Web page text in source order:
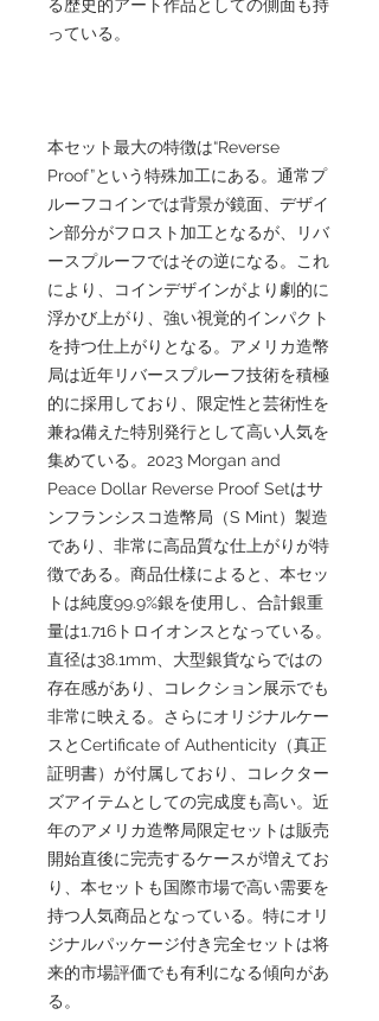
る歴史的アート作品としての側面も持
っている。
本セット最大の特徴は“Reverse
Proof”という特殊加工にある。通常プ
ルーフコインでは背景が鏡面、デザイ
ン部分がフロスト加工となるが、リバ
ースプルーフではその逆になる。これ
により、コインデザインがより劇的に
浮かび上がり、強い視覚的インパクト
を持つ仕上がりとなる。アメリカ造幣
局は近年リバースプルーフ技術を積極
的に採用しており、限定性と芸術性を
兼ね備えた特別発行として高い人気を
集めている。2023 Morgan and
Peace Dollar Reverse Proof Setはサ
ンフランシスコ造幣局（S Mint）製造
であり、非常に高品質な仕上がりが特
徴である。商品仕様によると、本セッ
トは純度99.9%銀を使用し、合計銀重
量は1.716トロイオンスとなっている。
直径は38.1mm、大型銀貨ならではの
存在感があり、コレクション展示でも
非常に映える。さらにオリジナルケー
スとCertificate of Authenticity（真正
証明書）が付属しており、コレクター
ズアイテムとしての完成度も高い。近
年のアメリカ造幣局限定セットは販売
開始直後に完売するケースが増えてお
り、本セットも国際市場で高い需要を
持つ人気商品となっている。特にオリ
ジナルパッケージ付き完全セットは将
来的市場評価でも有利になる傾向があ
る。